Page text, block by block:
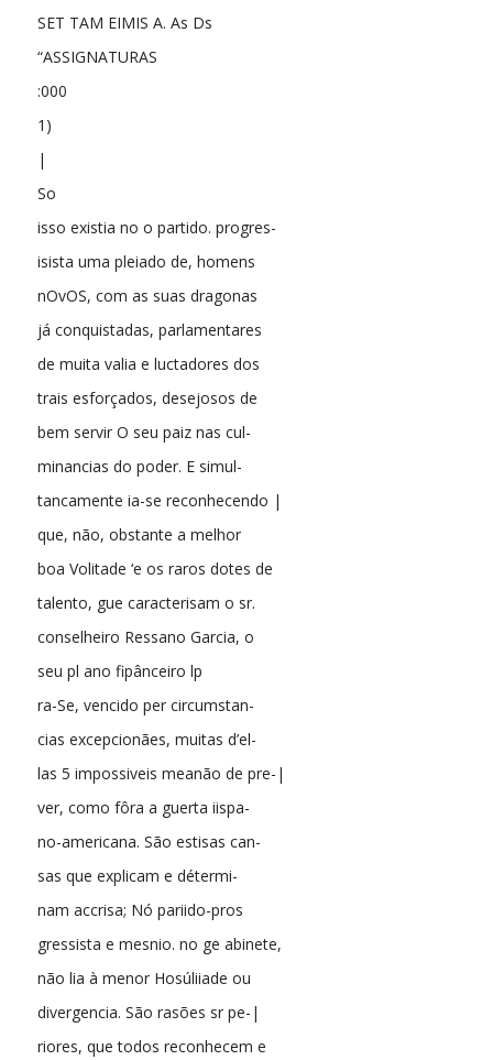
SET TAM EIMIS A. As Ds
“ASSIGNATURAS
:000
1)
|
So
isso existia no o partido. progres-
isista uma pleiado de, homens
nOvOS, com as suas dragonas
já conquistadas, parlamentares
de muita valia e luctadores dos
trais esforçados, desejosos de
bem servir O seu paiz nas cul-
minancias do poder. E simul-
tancamente ia-se reconhecendo |
que, não, obstante a melhor
boa Volitade ‘e os raros dotes de
talento, gue caracterisam o sr.
conselheiro Ressano Garcia, o
seu pl ano fipânceiro lp
ra-Se, vencido per circumstan-
cias excepcionães, muitas d’el-
las 5 impossiveis meanão de pre-|
ver, como fôra a guerta iispa-
no-americana. São estisas can-
sas que explicam e détermi-
nam accrisa; Nó pariido-pros
gressista e mesnio. no ge abinete,
não lia à menor Hosúliiade ou
divergencia. São rasões sr pe-|
riores, que todos reconhecem e